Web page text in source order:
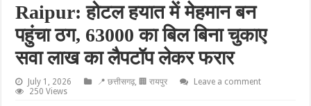
Raipur: होटल हयात में मेहमान बन
पहुंचा ठग, 63000 का बिल बिना चुकाए
सवा लाख का लैपटॉप लेकर फरार
July 1, 2026 📍 छत्तीसगढ़, 🏢 रायपुर
Leave a comment
250 Views